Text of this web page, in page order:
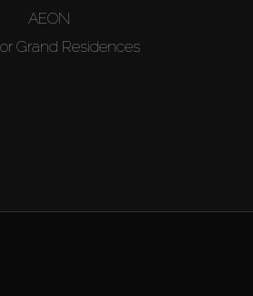
AEON
Grand Residences